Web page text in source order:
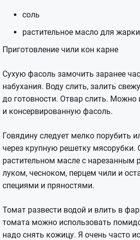
соль
растительное масло для жарки
Приготовление чили кон карне
Сухую фасоль замочить заранее
набухания. Воду слить, залить
до готовности. Отвар слить. Можно
и консервированную фасоль.
Говядину следует мелко порубить
через крупную решетку мясорубки.
растительном масле с нарезанным
луком, чесноком, перцем чили и
специями и пряностями.
Томат развести водой и влить в
томата можно использовать
надо снять кожицу. Я очень часто